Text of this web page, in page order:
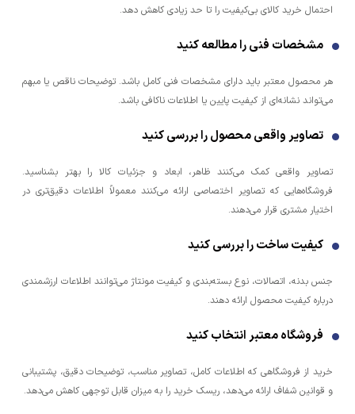
احتمال خرید کالای بی‌کیفیت را تا حد زیادی کاهش دهد.
مشخصات فنی را مطالعه کنید
هر محصول معتبر باید دارای مشخصات فنی کامل باشد. توضیحات ناقص یا مبهم
می‌تواند نشانه‌ای از کیفیت پایین یا اطلاعات ناکافی باشد.
تصاویر واقعی محصول را بررسی کنید
تصاویر واقعی کمک می‌کنند ظاهر، ابعاد و جزئیات کالا را بهتر بشناسید.
فروشگاه‌هایی که تصاویر اختصاصی ارائه می‌کنند معمولاً اطلاعات دقیق‌تری در
اختیار مشتری قرار می‌دهند.
کیفیت ساخت را بررسی کنید
جنس بدنه، اتصالات، نوع بسته‌بندی و کیفیت مونتاژ می‌توانند اطلاعات ارزشمندی
درباره کیفیت محصول ارائه دهند.
فروشگاه معتبر انتخاب کنید
خرید از فروشگاهی که اطلاعات کامل، تصاویر مناسب، توضیحات دقیق، پشتیبانی
و قوانین شفاف ارائه می‌دهد، ریسک خرید را به میزان قابل توجهی کاهش می‌دهد.